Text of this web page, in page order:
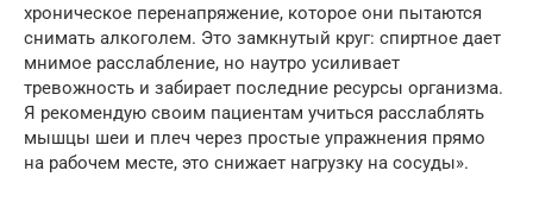
хроническое перенапряжение, которое они пытаются
снимать алкоголем. Это замкнутый круг: спиртное дает
мнимое расслабление, но наутро усиливает
тревожность и забирает последние ресурсы организма.
Я рекомендую своим пациентам учиться расслаблять
мышцы шеи и плеч через простые упражнения прямо
на рабочем месте, это снижает нагрузку на сосуды».